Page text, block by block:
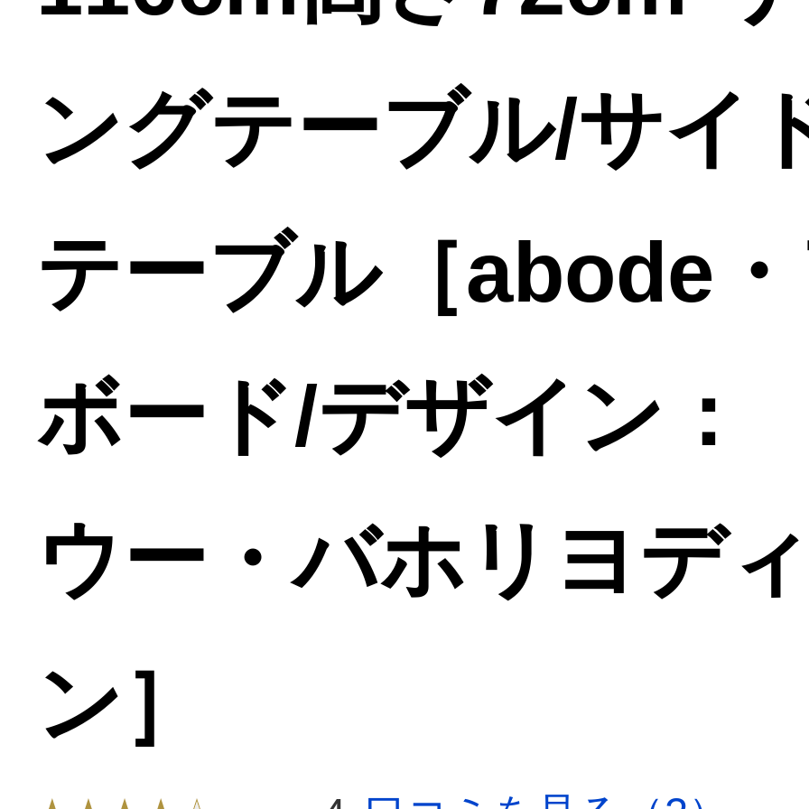
ングテーブル/サイ
テーブル［abode
ボード/デザイン：
ウー・バホリヨデ
ン］